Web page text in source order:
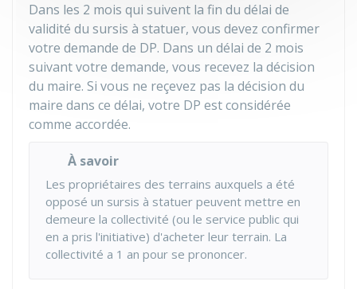
Dans les 2 mois qui suivent la fin du délai de
validité du sursis à statuer, vous devez confirmer
votre demande de DP. Dans un délai de 2 mois
suivant votre demande, vous recevez la décision
du maire. Si vous ne reçevez pas la décision du
maire dans ce délai, votre DP est considérée
comme accordée.
À savoir
Les propriétaires des terrains auxquels a été
opposé un sursis à statuer peuvent mettre en
demeure la collectivité (ou le service public qui
en a pris l'initiative) d'acheter leur terrain. La
collectivité a 1 an pour se prononcer.